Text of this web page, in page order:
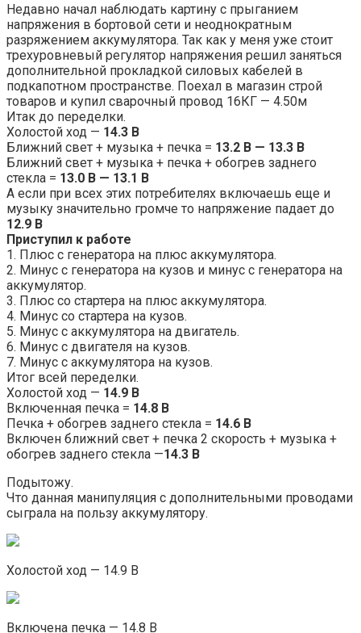
Недавно начал наблюдать картину с прыганием
напряжения в бортовой сети и неоднократным
разряжением аккумулятора. Так как у меня уже стоит
трехуровневый регулятор напряжения решил заняться
дополнительной прокладкой силовых кабелей в
подкапотном пространстве. Поехал в магазин строй
товаров и купил сварочный провод 16КГ — 4.50м
Итак до переделки.
Холостой ход — 14.3 В
Ближний свет + музыка + печка = 13.2 В — 13.3 В
Ближний свет + музыка + печка + обогрев заднего
стекла = 13.0 В — 13.1 В
А если при всех этих потребителях включаешь еще и
музыку значительно громче то напряжение падает до
12.9 В
Приступил к работе
1. Плюс с генератора на плюс аккумулятора.
2. Минус с генератора на кузов и минус с генератора на
аккумулятор.
3. Плюс со стартера на плюс аккумулятора.
4. Минус со стартера на кузов.
5. Минус с аккумулятора на двигатель.
6. Минус с двигателя на кузов.
7. Минус с аккумулятора на кузов.
Итог всей переделки.
Холостой ход — 14.9 В
Включенная печка = 14.8 В
Печка + обогрев заднего стекла = 14.6 В
Включен ближний свет + печка 2 скорость + музыка +
обогрев заднего стекла —14.3 В
Подытожу.
Что данная манипуляция с дополнительными проводами
сыграла на пользу аккумулятору.
Холостой ход — 14.9 В
Включена печка — 14.8 В